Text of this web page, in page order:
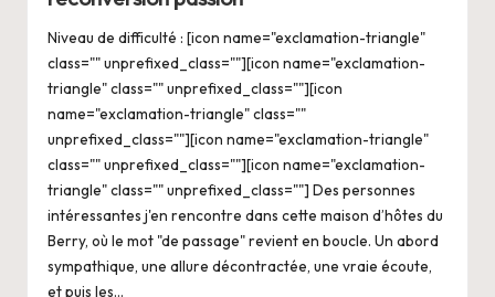
a
V
ie
Niveau de difficulté : [icon name="exclamation-triangle"
class="" unprefixed_class=""][icon name="exclamation-
triangle" class="" unprefixed_class=""][icon
name="exclamation-triangle" class=""
unprefixed_class=""][icon name="exclamation-triangle"
class="" unprefixed_class=""][icon name="exclamation-
triangle" class="" unprefixed_class=""] Des personnes
intéressantes j'en rencontre dans cette maison d’hôtes du
Berry, où le mot "de passage" revient en boucle. Un abord
sympathique, une allure décontractée, une vraie écoute,
et puis les…